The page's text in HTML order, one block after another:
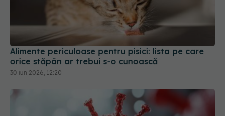
Alimente periculoase pentru pisici: lista pe care
orice stăpân ar trebui s-o cunoască
30 iun 2026, 12:20